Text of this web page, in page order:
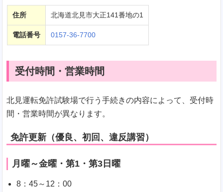
住所 北海道北見市大正141番地の1
電話番号 0157-36-7700
受付時間・営業時間
北見運転免許試験場で行う手続きの内容によって、受付時
間・営業時間が異なります。
免許更新（優良、初回、違反講習）
月曜～金曜・第1・第3日曜
8：45～12：00